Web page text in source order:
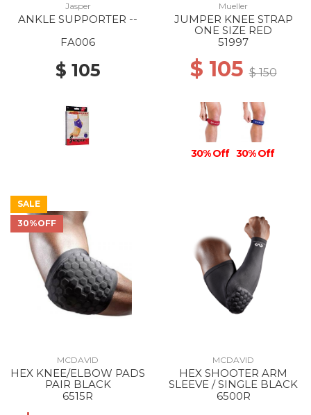
Jasper
ANKLE SUPPORTER --
FA006
$ 105
Mueller
JUMPER KNEE STRAP
ONE SIZE RED
51997
$ 105$ 150
30% Off 30% Off
SALE
30%OFF
MCDAVID
HEX KNEE/ELBOW PADS
PAIR BLACK
6515R
MCDAVID
HEX SHOOTER ARM
SLEEVE / SINGLE BLACK
6500R